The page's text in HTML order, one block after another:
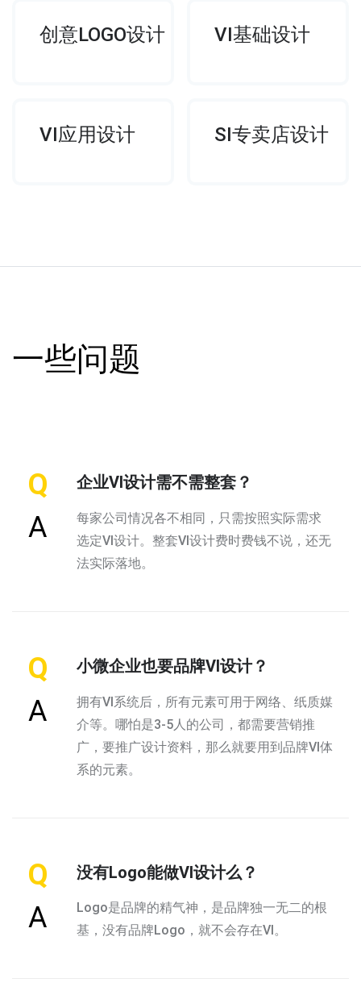
创意LOGO设计 VI基础设计
VI应用设计 SI专卖店设计
一些问题
Q 企业VI设计需不需整套？
A
每家公司情况各不相同，只需按照实际需求
选定VI设计。整套VI设计费时费钱不说，还无
法实际落地。
Q 小微企业也要品牌VI设计？
A
拥有VI系统后，所有元素可用于网络、纸质媒
介等。哪怕是3-5人的公司，都需要营销推
广，要推广设计资料，那么就要用到品牌VI体
系的元素。
Q 没有Logo能做VI设计么？
A
Logo是品牌的精气神，是品牌独一无二的根
基，没有品牌Logo，就不会存在VI。